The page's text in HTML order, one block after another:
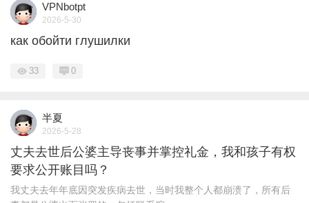
VPNbotpt
2026-5-30
как обойти глушилки
33 0
半夏
2026-5-28
丈夫去世后公婆主导丧事并掌控礼金，我和孩子有权
要求公开账目吗？
我丈夫去年年底因突发疾病去世，当时我整个人都崩溃了，所有后